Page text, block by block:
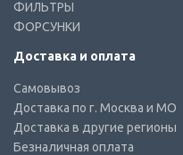
ФИЛЬТРЫ
ФОРСУНКИ
Доставка и оплата
Самовывоз
Доставка по г. Москва и МО
Доставка в другие регионы
Безналичная оплата